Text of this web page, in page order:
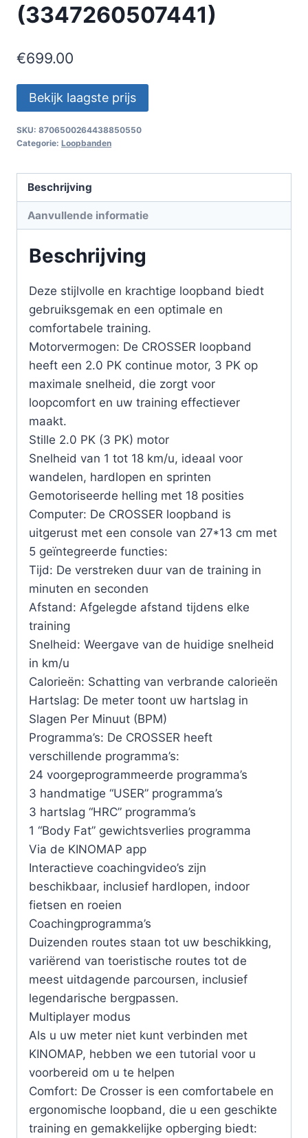
(3347260507441)
€699.00
Bekijk laagste prijs
SKU: 8706500264438850550
Categorie: Loopbanden
Beschrijving
Aanvullende informatie
Beschrijving
Deze stijlvolle en krachtige loopband biedt
gebruiksgemak en een optimale en
comfortabele training.
Motorvermogen: De CROSSER loopband
heeft een 2.0 PK continue motor, 3 PK op
maximale snelheid, die zorgt voor
loopcomfort en uw training effectiever
maakt.
Stille 2.0 PK (3 PK) motor
Snelheid van 1 tot 18 km/u, ideaal voor
wandelen, hardlopen en sprinten
Gemotoriseerde helling met 18 posities
Computer: De CROSSER loopband is
uitgerust met een console van 27*13 cm met
5 geïntegreerde functies:
Tijd: De verstreken duur van de training in
minuten en seconden
Afstand: Afgelegde afstand tijdens elke
training
Snelheid: Weergave van de huidige snelheid
in km/u
Calorieën: Schatting van verbrande calorieën
Hartslag: De meter toont uw hartslag in
Slagen Per Minuut (BPM)
Programma’s: De CROSSER heeft
verschillende programma’s:
24 voorgeprogrammeerde programma’s
3 handmatige “USER” programma’s
3 hartslag “HRC” programma’s
1 “Body Fat” gewichtsverlies programma
Via de KINOMAP app
Interactieve coachingvideo’s zijn
beschikbaar, inclusief hardlopen, indoor
fietsen en roeien
Coachingprogramma’s
Duizenden routes staan tot uw beschikking,
variërend van toeristische routes tot de
meest uitdagende parcoursen, inclusief
legendarische bergpassen.
Multiplayer modus
Als u uw meter niet kunt verbinden met
KINOMAP, hebben we een tutorial voor u
voorbereid om u te helpen
Comfort: De Crosser is een comfortabele en
ergonomische loopband, die u een geschikte
training en gemakkelijke opberging biedt: